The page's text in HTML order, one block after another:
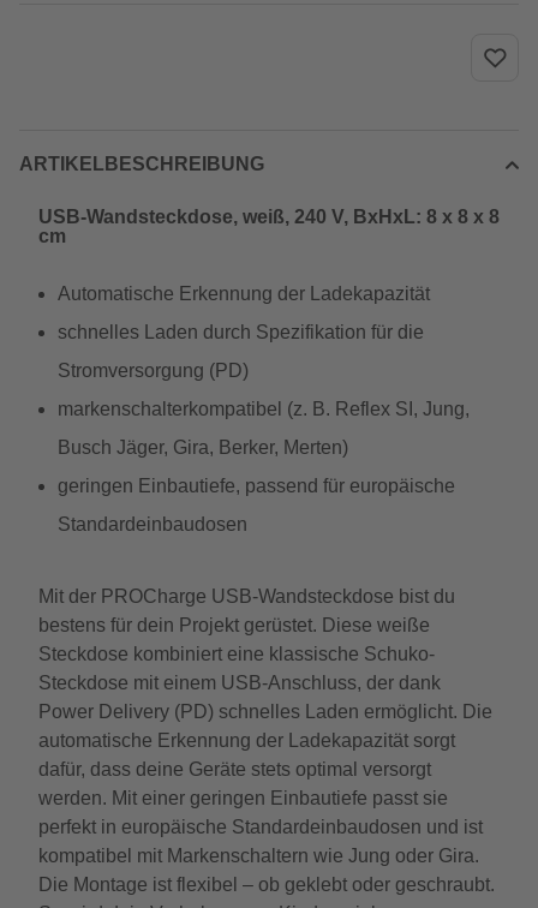
ARTIKELBESCHREIBUNG
USB-Wandsteckdose, weiß, 240 V, BxHxL: 8 x 8 x 8
cm
Automatische Erkennung der Ladekapazität
schnelles Laden durch Spezifikation für die
Stromversorgung (PD)
markenschalterkompatibel (z. B. Reflex SI, Jung,
Busch Jäger, Gira, Berker, Merten)
geringen Einbautiefe, passend für europäische
Standardeinbaudosen
Mit der PROCharge USB-Wandsteckdose bist du
bestens für dein Projekt gerüstet. Diese weiße
Steckdose kombiniert eine klassische Schuko-
Steckdose mit einem USB-Anschluss, der dank
Power Delivery (PD) schnelles Laden ermöglicht. Die
automatische Erkennung der Ladekapazität sorgt
dafür, dass deine Geräte stets optimal versorgt
werden. Mit einer geringen Einbautiefe passt sie
perfekt in europäische Standardeinbaudosen und ist
kompatibel mit Markenschaltern wie Jung oder Gira.
Die Montage ist flexibel – ob geklebt oder geschraubt.